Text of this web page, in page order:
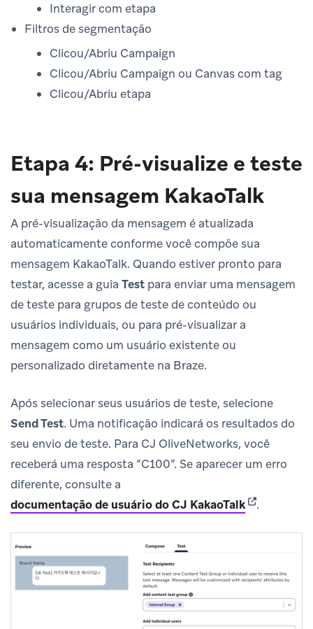
Interagir com etapa
Filtros de segmentação
Clicou/Abriu Campaign
Clicou/Abriu Campaign ou Canvas com tag
Clicou/Abriu etapa
Etapa 4: Pré-visualize e teste
sua mensagem KakaoTalk
A pré-visualização da mensagem é atualizada
automaticamente conforme você compõe sua
mensagem KakaoTalk. Quando estiver pronto para
testar, acesse a guia Test para enviar uma mensagem
de teste para grupos de teste de conteúdo ou
usuários individuais, ou para pré-visualizar a
mensagem como um usuário existente ou
personalizado diretamente na Braze.
Após selecionar seus usuários de teste, selecione
Send Test. Uma notificação indicará os resultados do
seu envio de teste. Para CJ OliveNetworks, você
receberá uma resposta “C100”. Se aparecer um erro
diferente, consulte a
documentação de usuário do CJ KakaoTalk(opens in
.